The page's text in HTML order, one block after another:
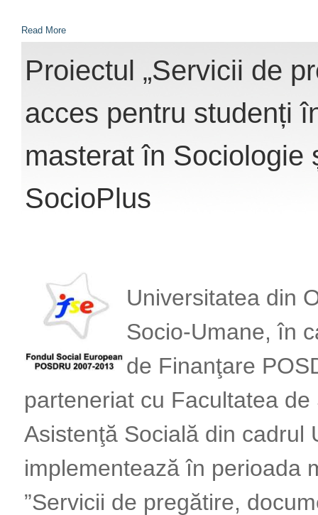
Read More
Proiectul „Servicii de
acces pentru studenți
masterat în Sociologie
SocioPlus
Universitatea din
Socio-Umane, în
de Finanţare
parteneriat cu Facultatea
Asistenţă Socială din cadrul
implementează în perioada
”Servicii de pregătire,